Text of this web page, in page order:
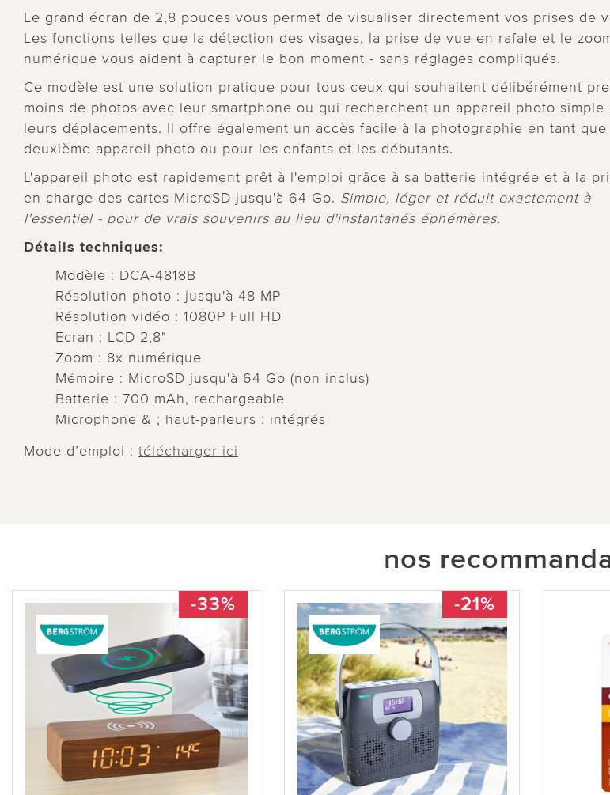
Le grand écran de 2,8 pouces vous permet de visualiser directement vos prises de
Les fonctions telles que la détection des visages, la prise de vue en rafale et le
numérique vous aident à capturer le bon moment - sans réglages compliqués.
Ce modèle est une solution pratique pour tous ceux qui souhaitent délibérément
moins de photos avec leur smartphone ou qui recherchent un appareil photo simple
leurs déplacements. Il offre également un accès facile à la photographie en tant que
deuxième appareil photo ou pour les enfants et les débutants.
L'appareil photo est rapidement prêt à l'emploi grâce à sa batterie intégrée et à la
en charge des cartes MicroSD jusqu'à 64 Go. Simple, léger et réduit exactement à
l'essentiel - pour de vrais souvenirs au lieu d'instantanés éphémères.
Détails techniques:
Modèle : DCA-4818B
Résolution photo : jusqu'à 48 MP
Résolution vidéo : 1080P Full HD
Ecran : LCD 2,8"
Zoom : 8x numérique
Mémoire : MicroSD jusqu'à 64 Go (non inclus)
Batterie : 700 mAh, rechargeable
Microphone & ; haut-parleurs : intégrés
Mode d’emploi : télécharger ici
nos
-33% -21%